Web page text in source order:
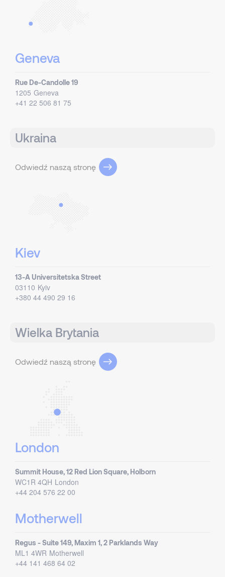
Geneva
Rue De-Candolle 19
1205 Geneva
+41 22 506 81 75
Ukraina
Odwiedź naszą stronę
Kiev
13-A Universitetska Street
03110 Kyiv
+380 44 490 29 16
Wielka Brytania
Odwiedź naszą stronę
London
Summit House, 12 Red Lion Square, Holborn
WC1R 4QH London
+44 204 576 22 00
Motherwell
Regus - Suite 149, Maxim 1, 2 Parklands Way
ML1 4WR Motherwell
+44 141 468 64 02